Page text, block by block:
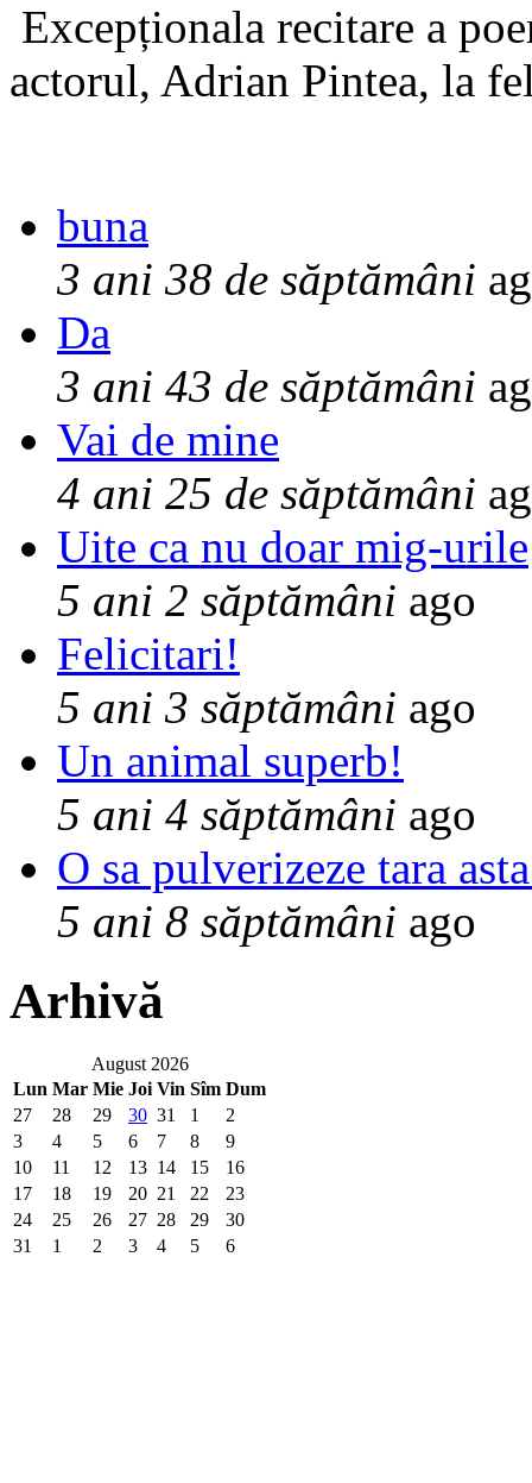
Excepționala recitare a
actorul, Adrian Pintea, la
buna
3 ani 38 de săptămâni
Da
3 ani 43 de săptămâni
Vai de mine
4 ani 25 de săptămâni
Uite ca nu doar mig-urile
5 ani 2 săptămâni ago
Felicitari!
5 ani 3 săptămâni ago
Un animal superb!
5 ani 4 săptămâni ago
O sa pulverizeze tara
5 ani 8 săptămâni ago
Arhivă
August 2026
Lun Mar Mie Joi Vin Sîm Dum
27
28 29 30 31 1
2
3
4 5 6 7 8
9
10
11 12 13 14 15
16
17
18 19 20 21 22
23
24
25 26 27 28 29
30
31
1 2 3 4 5 6